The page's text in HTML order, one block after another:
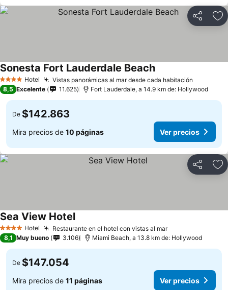
Compartir
4 EstrellasHotel Vistas panorámicas al mar desde cada habitación
Sonesta Fort Lauderdale Beach
8,5 Excelente 11.625 Fort Lauderdale, a 14.9 km de: Hollywood
De $142.863
Mira precios de 10 páginas Ver precios
Compartir
4 EstrellasHotel Restaurante en el hotel con vistas al mar
Sea View Hotel
8,1 Muy bueno 3.106 Miami Beach, a 13.8 km de: Hollywood
De $147.054
Mira precios de 11 páginas Ver precios